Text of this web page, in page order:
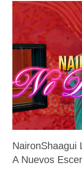
NaironShaagui
A Nuevos